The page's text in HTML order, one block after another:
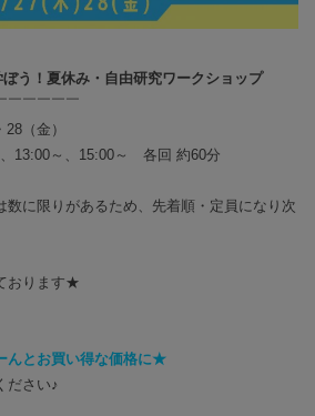
う！夏休み・自由研究ワークショップ
￣￣￣￣￣
28（金 ）
、13:00～、15:00～ 各回 約60分
に限りがあるため、先着順・定員になり次
おります★
んとお買い得な価格に★
ださい♪